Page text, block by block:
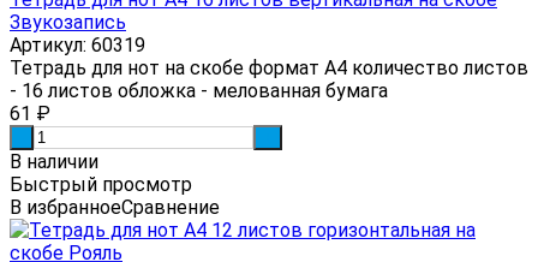
Звукозапись
Артикул: 60319
Тетрадь для нот на скобе формат А4 количество листов
- 16 листов обложка - мелованная бумага
61 ₽
В наличии
Быстрый просмотр
В избранноеСравнение